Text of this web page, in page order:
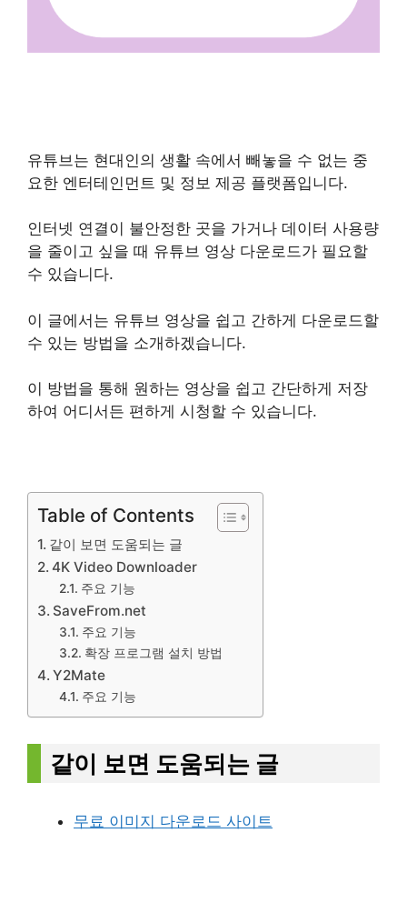
유튜브는 현대인의 생활 속에서 빼놓을 수 없는 중
요한 엔터테인먼트 및 정보 제공 플랫폼입니다.
인터넷 연결이 불안정한 곳을 가거나 데이터 사용량
을 줄이고 싶을 때 유튜브 영상 다운로드가 필요할
수 있습니다.
이 글에서는 유튜브 영상을 쉽고 간하게 다운로드할
수 있는 방법을 소개하겠습니다.
이 방법을 통해 원하는 영상을 쉽고 간단하게 저장
하여 어디서든 편하게 시청할 수 있습니다.
Table of Contents
같이 보면 도움되는 글
4K Video Downloader
주요 기능
SaveFrom.net
주요 기능
확장 프로그램 설치 방법
Y2Mate
주요 기능
같이 보면 도움되는 글
무료 이미지 다운로드 사이트